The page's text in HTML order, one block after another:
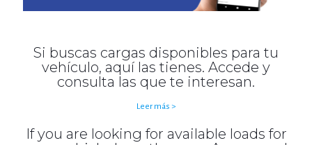
Si buscas cargas disponibles para tu
vehículo, aquí las tienes. Accede y
consulta las que te interesan.
Leer más >
If you are looking for available loads for